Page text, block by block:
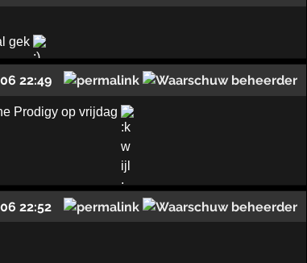
gek
22:49
Prodigy op vrijdag
22:52